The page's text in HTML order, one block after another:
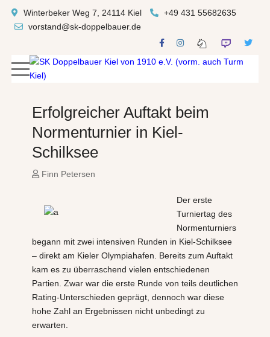
Winterbeker Weg 7, 24114 Kiel
+49 431 55682635
vorstand@sk-doppelbauer.de
Erfolgreicher Auftakt beim
Normenturnier in Kiel-
Schilksee
Finn Petersen
Der erste
Turniertag des
Normenturniers
begann mit zwei intensiven Runden in Kiel-Schilksee
– direkt am Kieler Olympiahafen. Bereits zum Auftakt
kam es zu überraschend vielen entschiedenen
Partien. Zwar war die erste Runde von teils deutlichen
Rating-Unterschieden geprägt, dennoch war diese
hohe Zahl an Ergebnissen nicht unbedingt zu
erwarten.